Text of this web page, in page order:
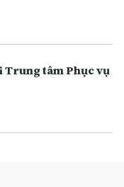
Trung tâm Phục vụ